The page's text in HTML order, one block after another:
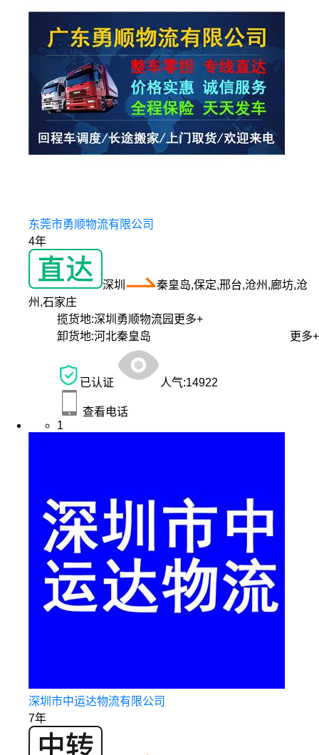
东莞市勇顺物流有限公司
4年
深圳
秦皇岛,保定,邢台,沧州,廊坊,沧
州,石家庄
揽货地:深圳勇顺物流园 更多+
卸货地:河北秦皇岛 更多+
已认证 人气:14922
查看电话
1
深圳市中运达物流有限公司
7年